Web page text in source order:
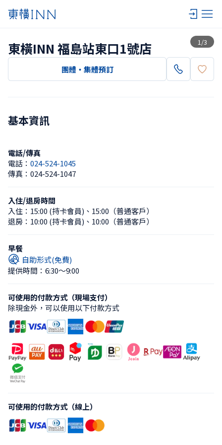
1 /3
查看一覽
東橫INN 福島站東口1號店
團體・集體預訂
基本資訊
電話/傳真
電話： 024-524-1045
傳真： 024-524-1047
入住/退房時間
入住： 15:00 (持卡會員) 、 15:00（普通客戶）
退房： 10:00 (持卡會員) 、 10:00（普通客戶）
早餐
自助形式(免費)
提供時間：6:30〜9:00
可使用的付款方式（現場支付）
除現金外，可以使用以下付款方式
可使用的付款方式（線上）